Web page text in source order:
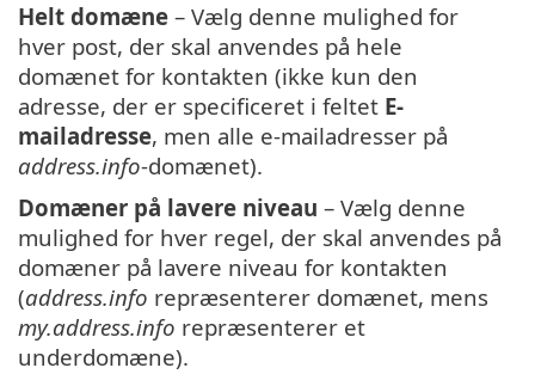
Helt domæne – Vælg denne mulighed for
hver post, der skal anvendes på hele
domænet for kontakten (ikke kun den
adresse, der er specificeret i feltet E-
mailadresse, men alle e-mailadresser på
address.info-domænet).
Domæner på lavere niveau – Vælg denne
mulighed for hver regel, der skal anvendes på
domæner på lavere niveau for kontakten
(address.info repræsenterer domænet, mens
my.address.info repræsenterer et
underdomæne).